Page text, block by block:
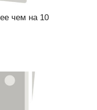
чем на 10